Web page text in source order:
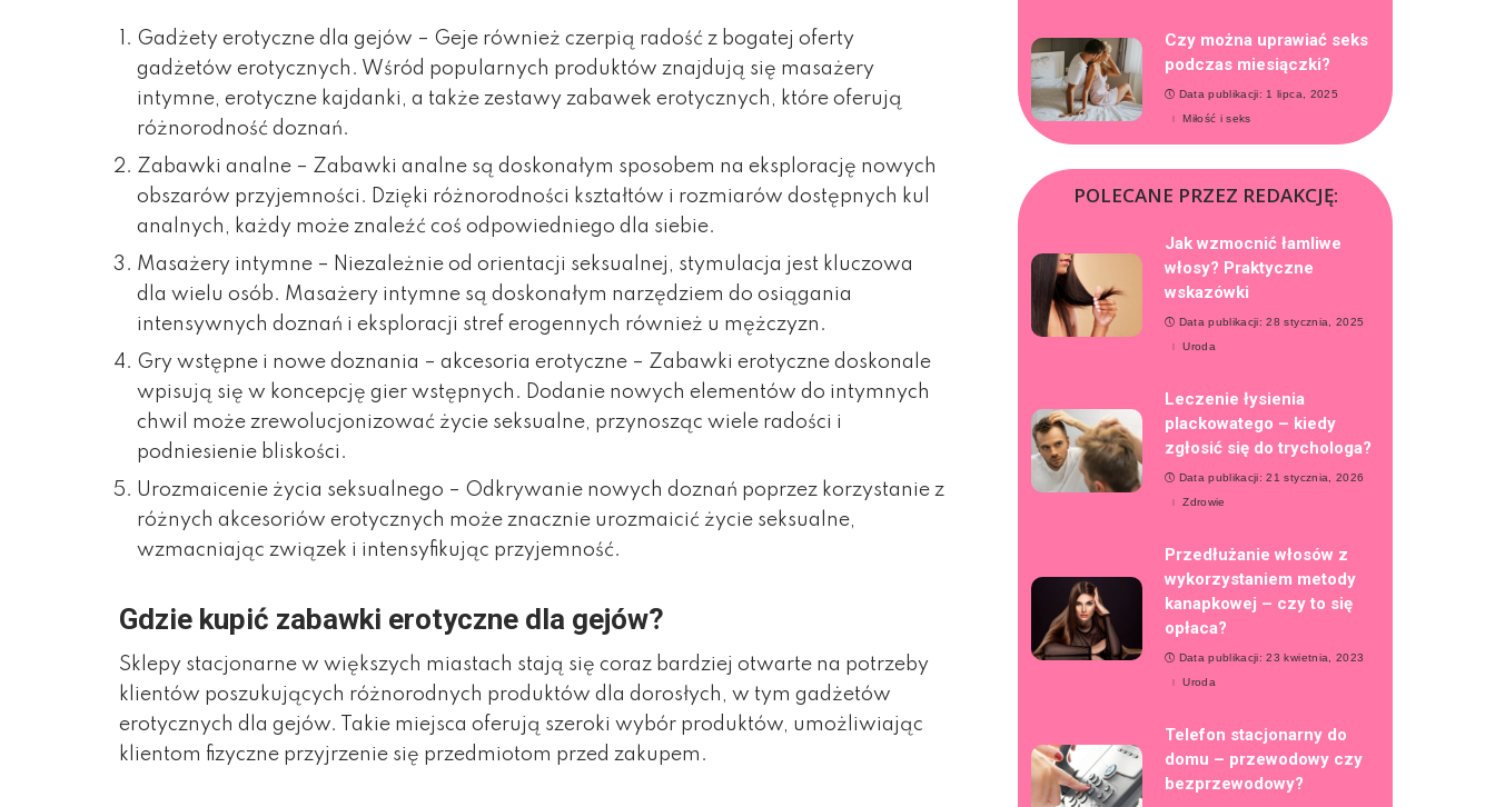
Gadżety erotyczne dla gejów – Geje również czerpią radość z bogatej oferty
gadżetów erotycznych. Wśród popularnych produktów znajdują się masażery
intymne, erotyczne kajdanki, a także zestawy zabawek erotycznych, które oferują
różnorodność doznań.
Zabawki analne – Zabawki analne są doskonałym sposobem na eksplorację nowych
obszarów przyjemności. Dzięki różnorodności kształtów i rozmiarów dostępnych kul
analnych, każdy może znaleźć coś odpowiedniego dla siebie.
Masażery intymne – Niezależnie od orientacji seksualnej, stymulacja jest kluczowa
dla wielu osób. Masażery intymne są doskonałym narzędziem do osiągania
intensywnych doznań i eksploracji stref erogennych również u mężczyzn.
Gry wstępne i nowe doznania – akcesoria erotyczne – Zabawki erotyczne doskonale
wpisują się w koncepcję gier wstępnych. Dodanie nowych elementów do intymnych
chwil może zrewolucjonizować życie seksualne, przynosząc wiele radości i
podniesienie bliskości.
Urozmaicenie życia seksualnego – Odkrywanie nowych doznań poprzez korzystanie z
różnych akcesoriów erotycznych może znacznie urozmaicić życie seksualne,
wzmacniając związek i intensyfikując przyjemność.
Gdzie kupić zabawki erotyczne dla gejów?
Sklepy stacjonarne w większych miastach stają się coraz bardziej otwarte na potrzeby
klientów poszukujących różnorodnych produktów dla dorosłych, w tym gadżetów
erotycznych dla gejów. Takie miejsca oferują szeroki wybór produktów, umożliwiając
klientom fizyczne przyjrzenie się przedmiotom przed zakupem.
Czy można uprawiać seks
podczas miesiączki?
Data publikacji: 1 lipca, 2025
Miłość i seks
POLECANE PRZEZ REDAKCJĘ:
Jak wzmocnić łamliwe
włosy? Praktyczne
wskazówki
Data publikacji: 28 stycznia, 2025
Uroda
Leczenie łysienia
plackowatego – kiedy
zgłosić się do trychologa?
Data publikacji: 21 stycznia, 2026
Zdrowie
Przedłużanie włosów z
wykorzystaniem metody
kanapkowej – czy to się
opłaca?
Data publikacji: 23 kwietnia, 2023
Uroda
Telefon stacjonarny do
domu – przewodowy czy
bezprzewodowy?